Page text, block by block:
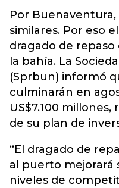
Por Buenaventura,
similares. Por eso
dragado de repaso
la bahía. La
(Sprbun) informó
culminarán en
US$7.100
de su plan de
“El dragado de
al puerto mejorará
niveles de